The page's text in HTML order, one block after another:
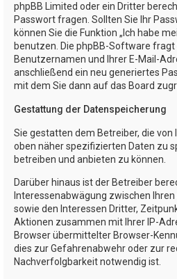
phpBB Limited oder ein Dritter
Passwort fragen. Sollten Sie Ihr
können Sie die Funktion „Ich habe
benutzen. Die phpBB-Software fragt
Benutzernamen und Ihrer E-Mail-
anschließend ein neu generiertes
mit dem Sie dann auf das Board
Gestattung der Datenspeicherung
Sie gestatten dem Betreiber, die von
oben näher spezifizierten Daten zu
betreiben und anbieten zu können.
Darüber hinaus ist der Betreiber
Interessenabwägung zwischen
sowie den Interessen Dritter,
Aktionen zusammen mit Ihrer IP-
Browser übermittelter Browser-
dies zur Gefahrenabwehr oder zur
Nachverfolgbarkeit notwendig ist.